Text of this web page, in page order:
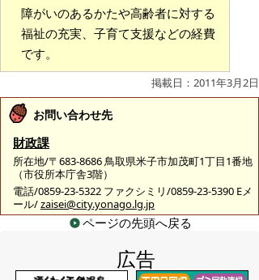
障がいのあるかたや高齢者に対する
福祉の充実、子育て支援などの経費
です。
掲載日：2011年3月2日
お問い合わせ先
財政課
所在地/〒683-8686 鳥取県米子市加茂町1丁目1番地
（市役所本庁舎3階）
電話/0859-23-5322 ファクシミリ/0859-23-5390 Eメ
ール/zaisei@city.yonago.lg.jp
ページの先頭へ戻る
広告